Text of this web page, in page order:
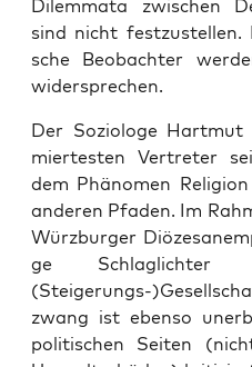
Dilem­ma­ta zwi­schen
sind nicht
sche Beob­ach­ter
widersprechen.
Der Sozio­lo­ge
mier­tes­ten Ver­tre­ter
dem Phä­no­men
ande­ren Pfa­den. Im
Würz­bur­ger
ge
(Steigerungs-
zwang ist eben­so
poli­ti­schen Sei­ten